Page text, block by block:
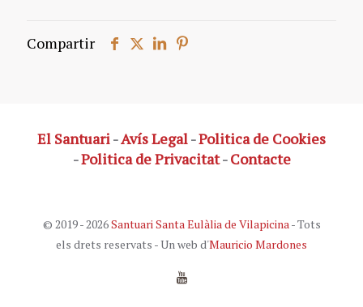
Compartir
El Santuari-Avís Legal-Politica de Cookies
-Politica de Privacitat-Contacte
© 2019 - 2026Santuari Santa Eulàlia de Vilapicina - Tots
els drets reservats - Un web d'Mauricio Mardones